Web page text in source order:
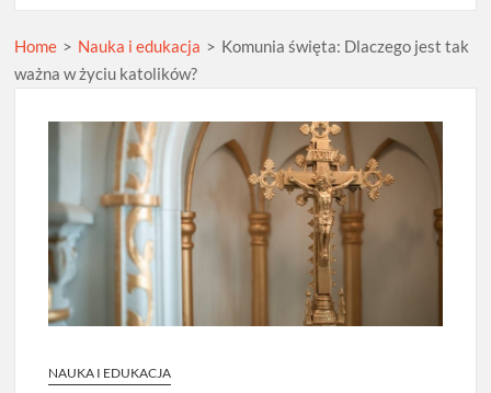
Home > Nauka i edukacja > Komunia święta: Dlaczego jest tak
ważna w życiu katolików?
NAUKA I EDUKACJA